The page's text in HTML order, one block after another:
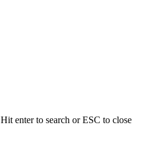
Hit enter to search or ESC to close